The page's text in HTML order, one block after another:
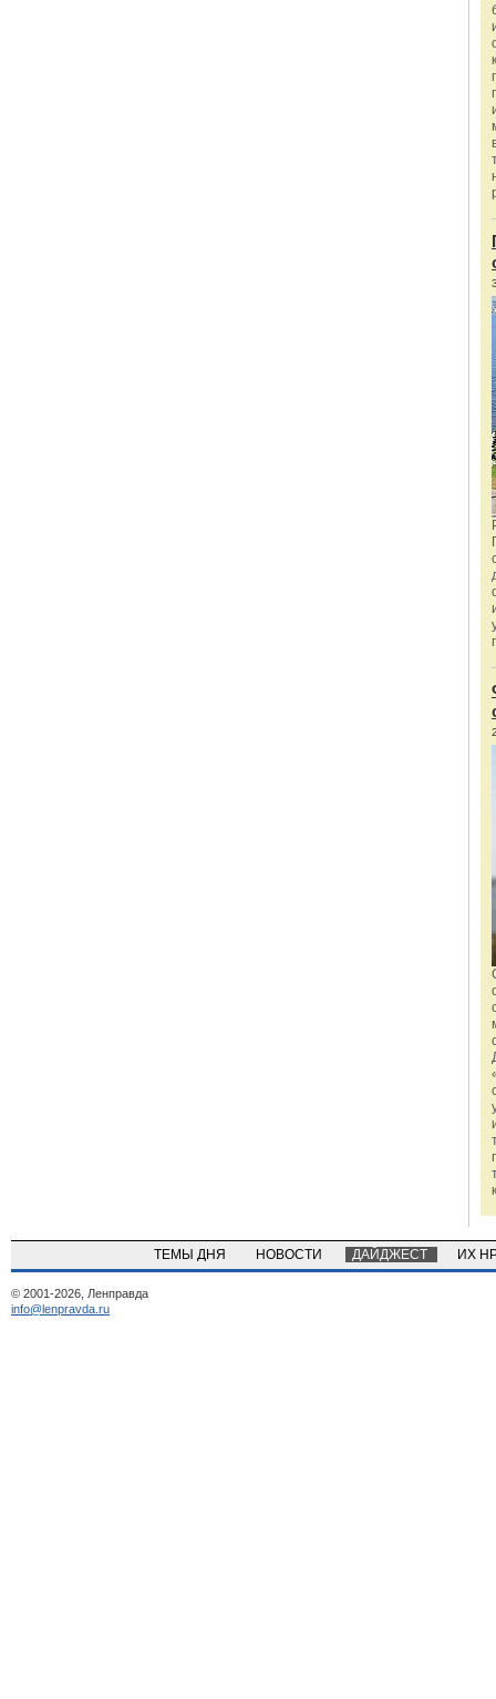
ТЕМЫ ДНЯ НОВОСТИ ДАЙДЖЕСТ ИХ
© 2001-2026, Ленправда
info@lenpravda.ru